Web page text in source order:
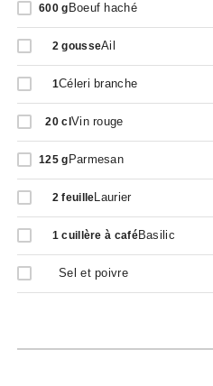
600 g Boeuf haché
2 gousseAil
1Céleri branche
20 clVin rouge
125 g Parmesan
2 feuilleLaurier
1 cuillère à caféBasilic
Sel et poivre